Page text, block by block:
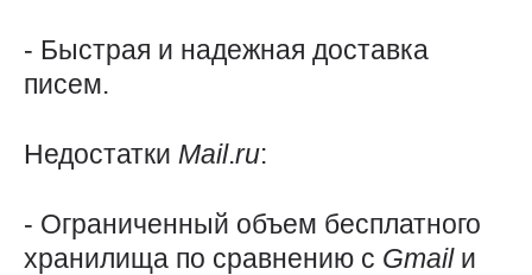
- Быстрая и надежная доставка
писем.
Недостатки Mail.ru:
- Ограниченный объем бесплатного
хранилища по сравнению с Gmail и